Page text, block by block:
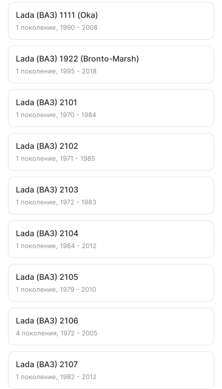
Lada (ВАЗ) 1111 (Oka)
1 поколение, 1990 - 2008
Lada (ВАЗ) 1922 (Bronto-Marsh)
1 поколение, 1995 - 2018
Lada (ВАЗ) 2101
1 поколение, 1970 - 1984
Lada (ВАЗ) 2102
1 поколение, 1971 - 1985
Lada (ВАЗ) 2103
1 поколение, 1972 - 1983
Lada (ВАЗ) 2104
1 поколение, 1984 - 2012
Lada (ВАЗ) 2105
1 поколение, 1979 - 2010
Lada (ВАЗ) 2106
4 поколения, 1972 - 2005
Lada (ВАЗ) 2107
1 поколение, 1982 - 2012